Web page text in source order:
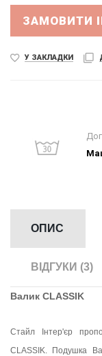
ЗАМОВИТИ
У ЗАКЛАДКИ
ОПИС
ВІДГУКИ (3)
Валик CLASSIK
Стайл Інтер'єр
CLASSIK. Подушка